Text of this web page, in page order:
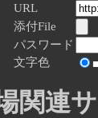
URL
添付File
パスワード
文字色
関連